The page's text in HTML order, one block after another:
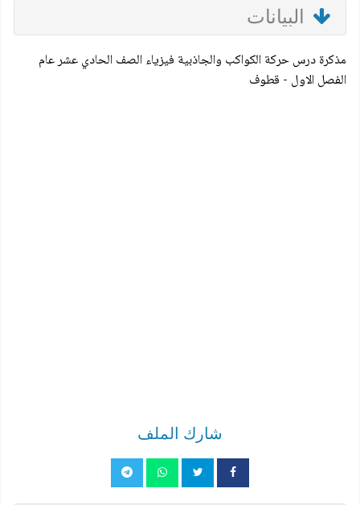
البيانات
مذكرة درس حركة الكواكب والجاذبية فيزياء الصف الحادي عشر عام
الفصل الاول - قطوف
شارك الملف